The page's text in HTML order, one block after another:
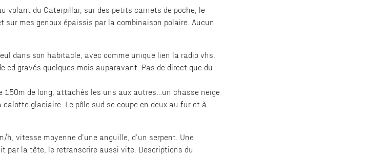
volant du Caterpillar, sur des petits carnets de poche, le
mes genoux épaissis par la combinaison polaire. Aucun
dans son habitacle, avec comme unique lien la radio vhs.
cd gravés quelques mois auparavant. Pas de direct que du
de long, attachés les uns aux autres…un chasse neige
glaciaire. Le pôle sud se coupe en deux au fur et à
vitesse moyenne d’une anguille, d’un serpent. Une
par la tête, le retranscrire aussi vite. Descriptions du